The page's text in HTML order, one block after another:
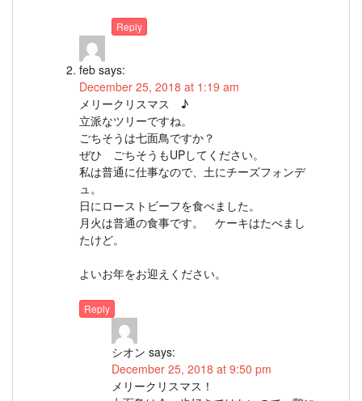
Reply
feb says:
December 25, 2018 at 1:19 am
メリークリスマス ♪
立派なツリーですね。
ごちそうは七面鳥ですか？
ぜひ ごちそうもUPしてください。
私は普通に仕事なので、土にチーズフォンデ
ュ。
日にローストビーフを食べました。
月火は普通の食事です。 ケーキはたべまし
たけど。
よいお年をお迎えください。
Reply
シオン says:
December 25, 2018 at 9:50 pm
メリークリスマス！